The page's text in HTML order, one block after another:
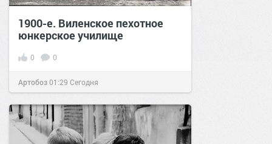
1900-е. Виленское пехотное
юнкерское училище
0 0
Артобоз01:29 Сегодня